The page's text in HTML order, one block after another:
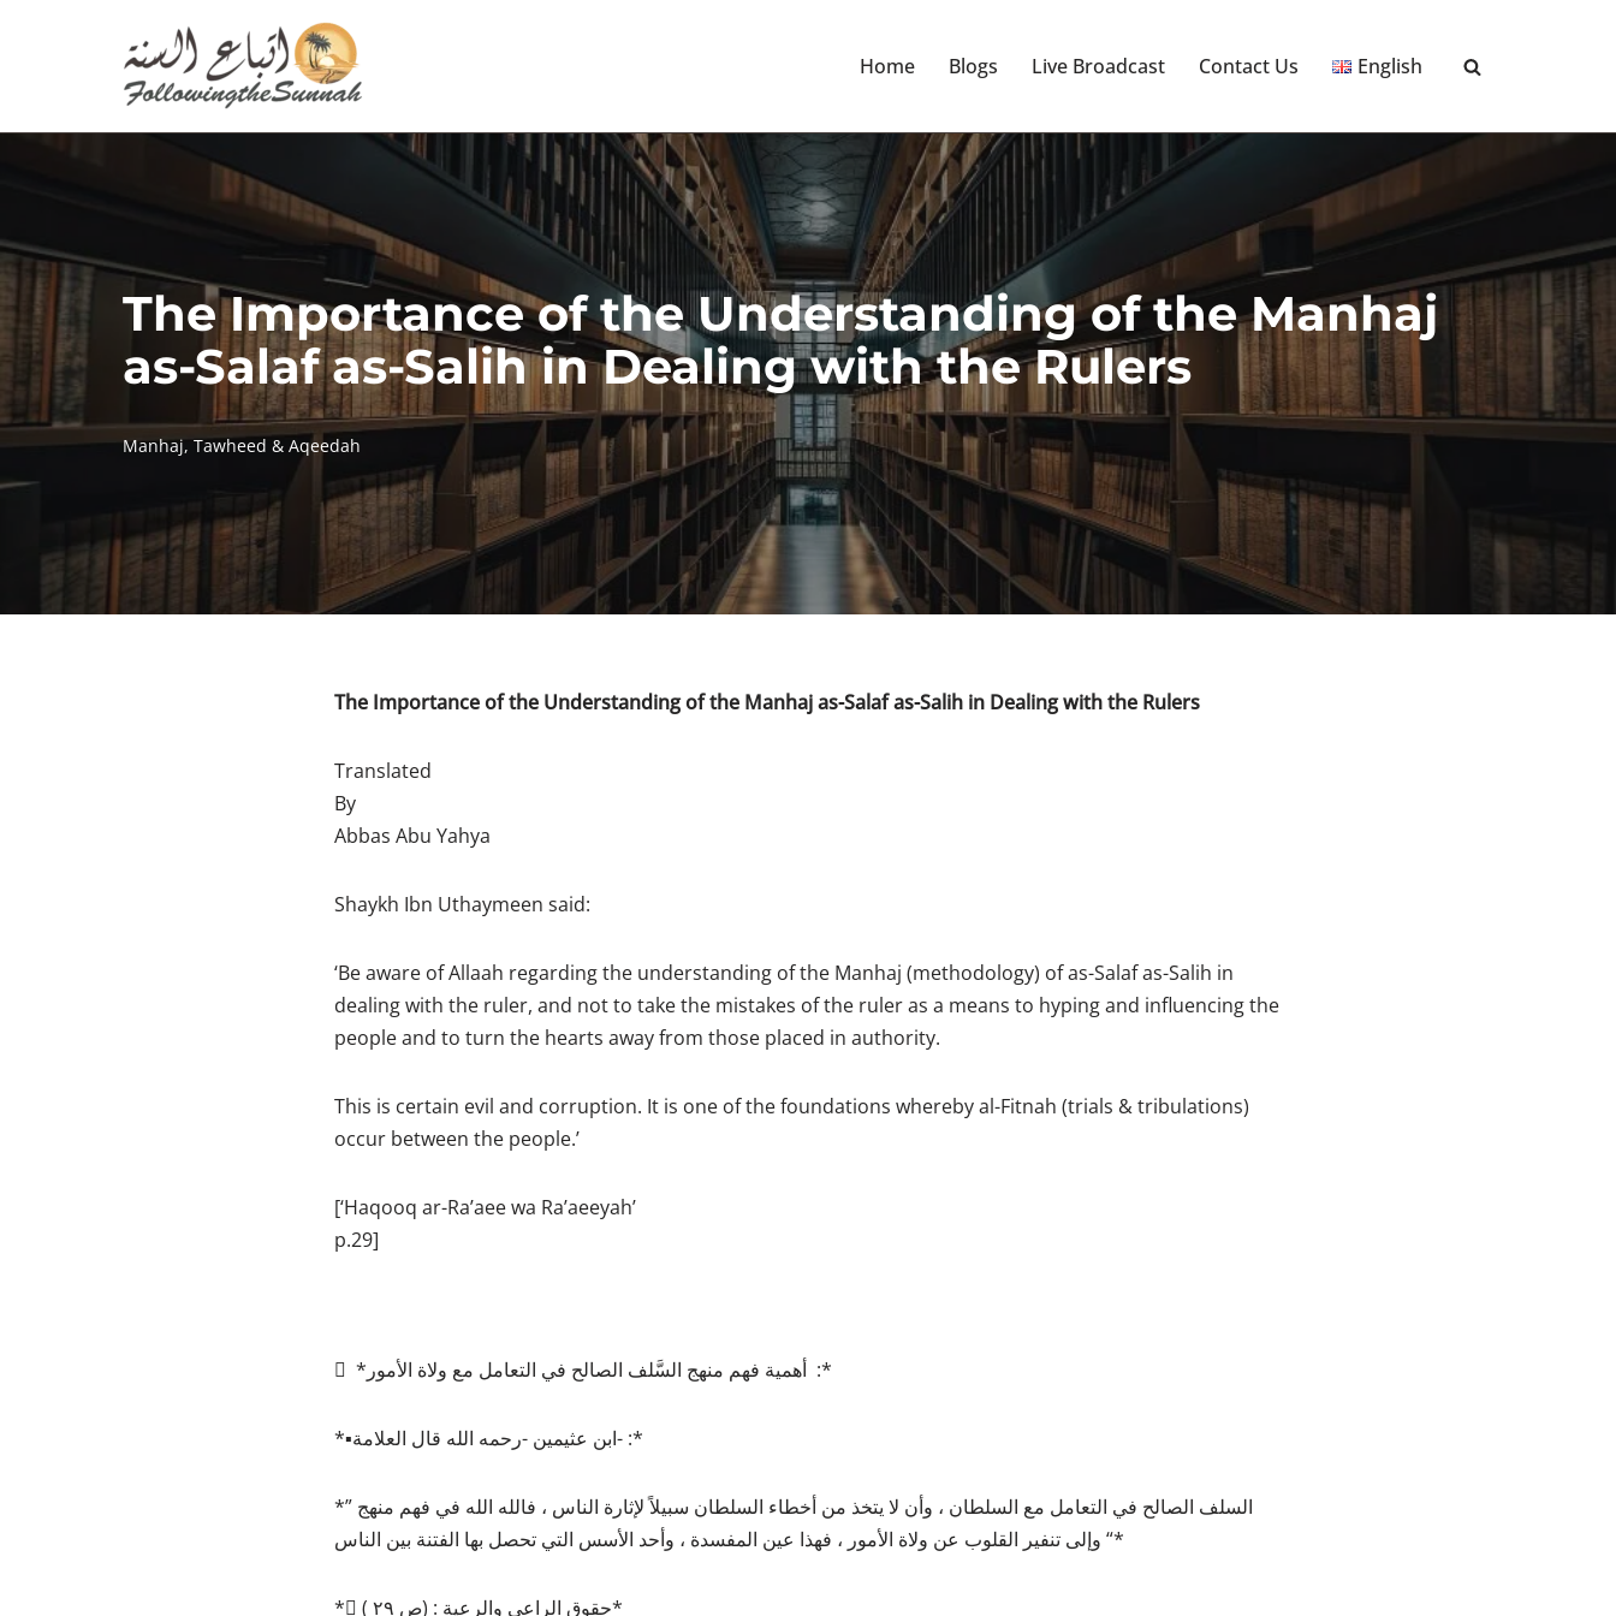
content
Home Blogs Live Broadcast Contact Us English
The Importance of the Understanding of the Manhaj
as-Salaf as-Salih in Dealing with the Rulers
Manhaj,Tawheed & Aqeedah
The Importance of the Understanding of the Manhaj as-Salaf as-Salih in Dealing with the Rulers
Translated
By
Abbas Abu Yahya
Shaykh Ibn Uthaymeen said:
‘Be aware of Allaah regarding the understanding of the Manhaj (methodology) of as-Salaf as-Salih in
dealing with the ruler, and not to take the mistakes of the ruler as a means to hyping and influencing the
people and to turn the hearts away from those placed in authority.
This is certain evil and corruption. It is one of the foundations whereby al-Fitnah (trials & tribulations)
occur between the people.’
[‘Haqooq ar-Ra’aee wa Ra’aeeyah’
p.29]
 *أهمية فهم منهج السَّلف الصالح في التعامل مع ولاة الأمور :*
*▪️‏قال العلامة ‎ابن عثيمين -رحمه الله- :*
*” فالله الله في فهم منهج ‎السلف الصالح في التعامل مع السلطان ، وأن لا يتخذ من أخطاء السلطان سبيلاً لإثارة الناس ،
وإلى تنفير القلوب عن ولاة الأمور ، فهذا عين المفسدة ، وأحد الأسس التي تحصل بها الفتنة بين الناس “*
* حقوق الراعي والرعية : (ص ٢٩ )*